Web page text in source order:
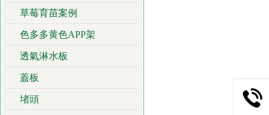
草莓育苗案例
色多多黄色APP架
透氣淋水板
蓋板
堵頭